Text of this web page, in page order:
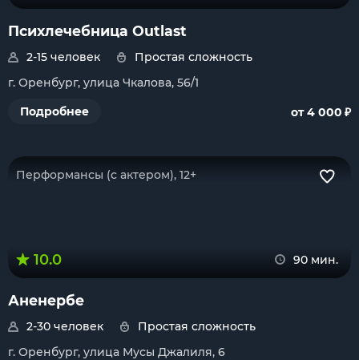
Психлечебница Outlast
2-15 человек
Простая сложность
г. Оренбург, улица Чкалова, 56/1
Подробнее
от 4 000 ₽
Перформансы (с актером), 12+
10.0 90 мин.
Аненербе
2-30 человек
Простая сложность
г. Оренбург, улица Мусы Джалиля, 6